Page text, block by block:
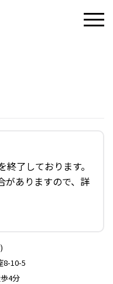
終了しております。
がありますので、詳
8-10-5
4分